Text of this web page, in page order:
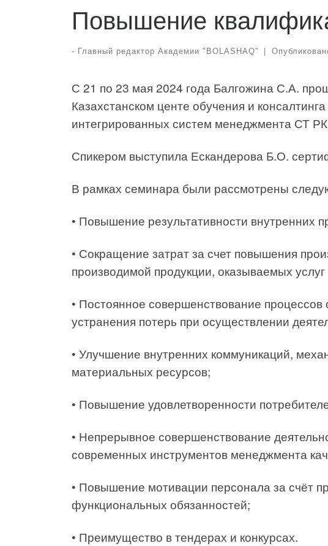
Повышение
- Главный редактор Академии "BOLASHAQ"
С 21 по 23 мая 2024 года Балгожина С.А.
Казахстанском центе обучения и
интегрированных систем менеджмента СТ
Спикером выступила Ескандерова Б.О.
В рамках семинара были рассмотрены
• Повышение результативности внутренних
• Сокращение затрат за счет повышения
производимой продукции, оказываемых
• Постоянное совершенствование процессов
устранения потерь при осуществлении
• Улучшение внутренних коммуникаций,
материальных ресурсов;
• Повышение удовлетворенности
• Непрерывное совершенствование
современных инструментов менеджмента
• Повышение мотивации персонала за счёт
функциональных обязанностей;
• Преимущество в тендерах и конкурсах.